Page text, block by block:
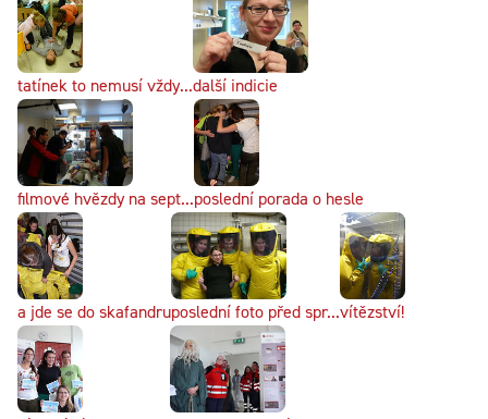
tatínek to nemusí vždy...další indicie
filmové hvězdy na sept...poslední porada o hesle
a jde se do skafandruposlední foto před spr...vítězství!